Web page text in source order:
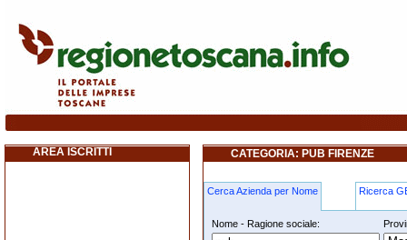
pub firenze
AREA ISCRITTI CATEGORIA: PUB FIRENZE
Cerca Azienda per Nome Ricerca
Nome - Ragione sociale:
pub firenze